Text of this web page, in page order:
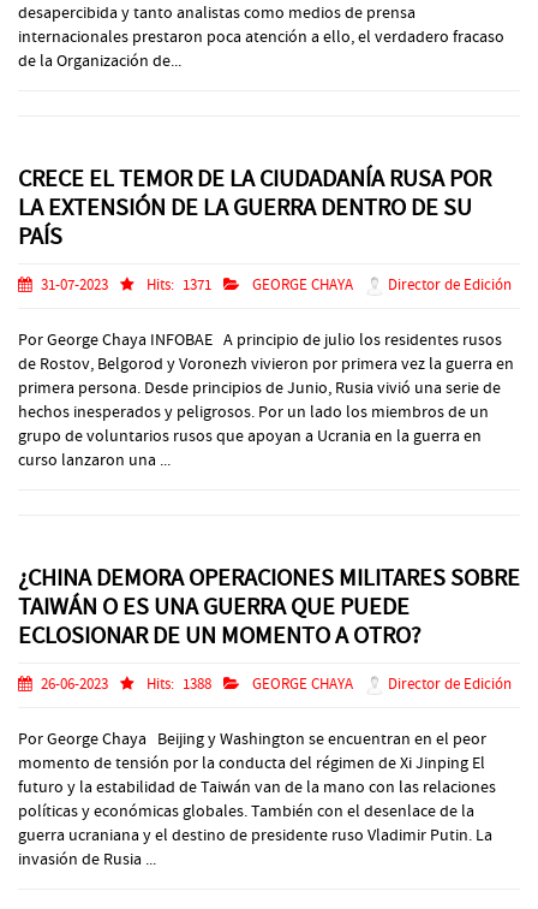
desapercibida y tanto analistas como medios de prensa
internacionales prestaron poca atención a ello, el verdadero fracaso
de la Organización de...
CRECE EL TEMOR DE LA CIUDADANÍA RUSA POR
LA EXTENSIÓN DE LA GUERRA DENTRO DE SU
PAÍS
31-07-2023 Hits: 1371 GEORGE CHAYA Director de Edición
Por George Chaya INFOBAE A principio de julio los residentes rusos
de Rostov, Belgorod y Voronezh vivieron por primera vez la guerra en
primera persona. Desde principios de Junio, Rusia vivió una serie de
hechos inesperados y peligrosos. Por un lado los miembros de un
grupo de voluntarios rusos que apoyan a Ucrania en la guerra en
curso lanzaron una ...
¿CHINA DEMORA OPERACIONES MILITARES SOBRE
TAIWÁN O ES UNA GUERRA QUE PUEDE
ECLOSIONAR DE UN MOMENTO A OTRO?
26-06-2023 Hits: 1388 GEORGE CHAYA Director de Edición
Por George Chaya Beijing y Washington se encuentran en el peor
momento de tensión por la conducta del régimen de Xi Jinping El
futuro y la estabilidad de Taiwán van de la mano con las relaciones
políticas y económicas globales. También con el desenlace de la
guerra ucraniana y el destino de presidente ruso Vladimir Putin. La
invasión de Rusia ...